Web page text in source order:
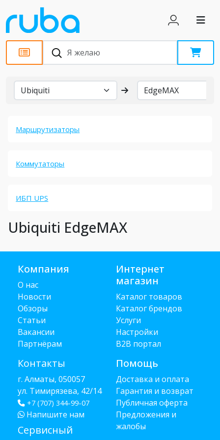
Бренды
Маршрутизаторы
Коммутаторы
ИБП UPS
Ubiquiti EdgeMAX
Компания
О нас
Новости
Обзоры
Статьи
Вакансии
Партнёрам
Контакты
г. Алматы, 050057
ул. Тимирязева, 42/14
+7 (707) 344-99-07
Напишите нам
Сервисный
Интернет
магазин
Каталог товаров
Каталог брендов
Услуги
Настройки
B2B портал
Помощь
Доставка и оплата
Гарантия и возврат
Публичная оферта
Предложения и
жалобы